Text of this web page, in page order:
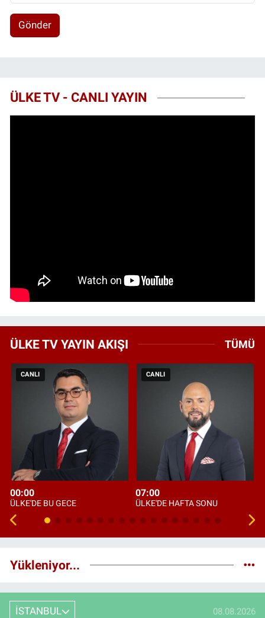
Gönder
ÜLKE TV - CANLI YAYIN
ÜLKE TV YAYIN AKIŞI TÜMÜ
CANLI
00:00
ÜLKE'DE BU GECE
CANLI
07:00
ÜLKE'DE HAFTA SONU
Yükleniyor...
İSTANBUL 08.08.2026